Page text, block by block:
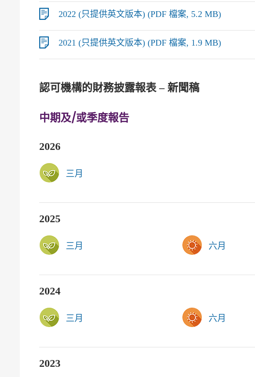
2022 (只提供英文版本) (PDF 檔案, 5.2 MB)
2021 (只提供英文版本) (PDF 檔案, 1.9 MB)
認可機構的財務披露報表 – 新聞稿
中期及/或季度報告
2026
三月
2025
三月 六月
2024
三月 六月
2023